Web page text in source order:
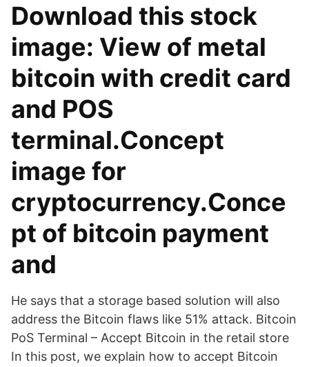
Download this stock
image: View of metal
bitcoin with credit card
and POS
terminal.Concept
image for
cryptocurrency.Conce
pt of bitcoin payment
and
He says that a storage based solution will also
address the Bitcoin flaws like 51% attack. Bitcoin
PoS Terminal – Accept Bitcoin in the retail store
In this post, we explain how to accept Bitcoin